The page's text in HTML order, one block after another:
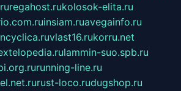
regahost.rukolosok-elita.ru
insiam.ruavegainfo.ru
vlast16.rukorru.net
lammin-suo.spb.ru
running-line.ru
rust-loco.rudugshop.ru